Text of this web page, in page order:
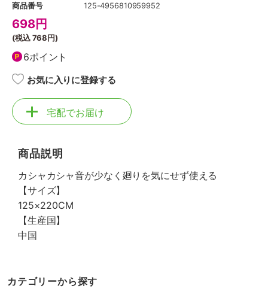
商品番号
125-4956810959952
698円
(税込768円)
6ポイント
お気に入りに登録する
宅配でお届け
商品説明
カシャカシャ音が少なく廻りを気にせず使える
【サイズ】
125×220CM
【生産国】
中国
カテゴリーから探す